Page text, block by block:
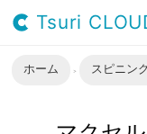
Tsuri
ホーム スピニン